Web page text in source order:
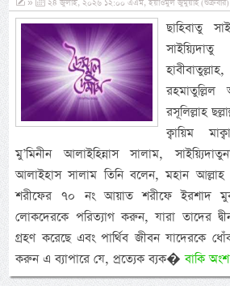
» ২৪ জুলাই, ২০২৬ ১২:০০ এএম, ইয়াওমুল জুমুয়াহ (শুক্রবার)
ছাহিবাতু
রসূলিল্লাহ
ক্বায়িম
মু’মিনীন আলাইহিন্নাস সালাম,
আলাইহাস সালাম তিনি বলেন, মহান
শরীফের ৭০ নং আয়াত শরীফে ইরশাদ
লোকদেরকে পরিত্যাগ করুন, যারা তাদের
গ্রহণ করেছে এবং পার্থিব জীবন যাদেরকে
করুন এ ব্যাপারে যে, প্রত্যেক ব্যক�বাকি